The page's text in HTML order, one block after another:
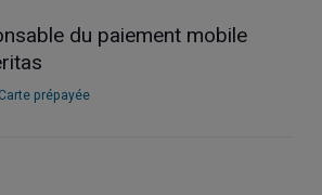
du paiement mobile
Carte prépayée